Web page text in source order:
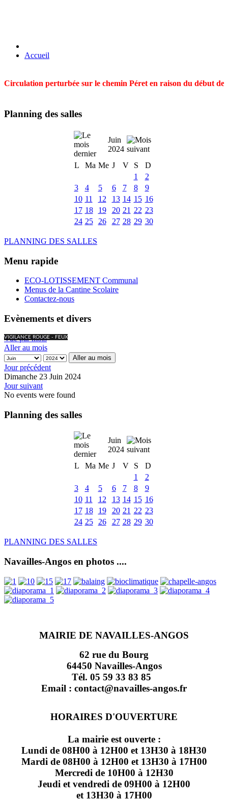
Accueil
Circulation perturbée sur le chemin Péret en raison du début
Planning des salles
Juin
2024
L
Ma Me J V S
D
1
2
3
4 5 6 7 8
9
10 11 12 13 14 15 16
17 18 19 20 21 22 23
24 25 26 27 28 29 30
PLANNING DES SALLES
Menu rapide
ECO-LOTISSEMENT Communal
Menus de la Cantine Scolaire
Contactez-nous
Evènements et divers
VIGILANCE ROUGE - FEUX
Vue par mois
Aller au mois
Aller au mois
Jour précédent
Dimanche 23 Juin 2024
Jour suivant
No events were found
Planning des salles
Juin
2024
L
Ma Me J V S
D
1
2
3
4 5 6 7 8
9
10 11 12 13 14 15 16
17 18 19 20 21 22 23
24 25 26 27 28 29 30
PLANNING DES SALLES
Navailles-Angos en photos ....
MAIRIE DE NAVAILLES-ANGOS
62 rue du Bourg
64450 Navailles-Angos
Tél. 05 59 33 83 85
Email : contact@navailles-angos.fr
HORAIRES D'OUVERTURE
La mairie est ouverte :
Lundi de 08H00 à 12H00 et 13H30 à 18H30
Mardi de 08H00 à 12H00 et 13H30 à 17H00
Mercredi de 10H00 à 12H30
Jeudi et vendredi de 09H00 à 12H00
et 13H30 à 17H00